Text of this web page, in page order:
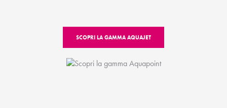
SCOPRI LA GAMMA AQUAJET